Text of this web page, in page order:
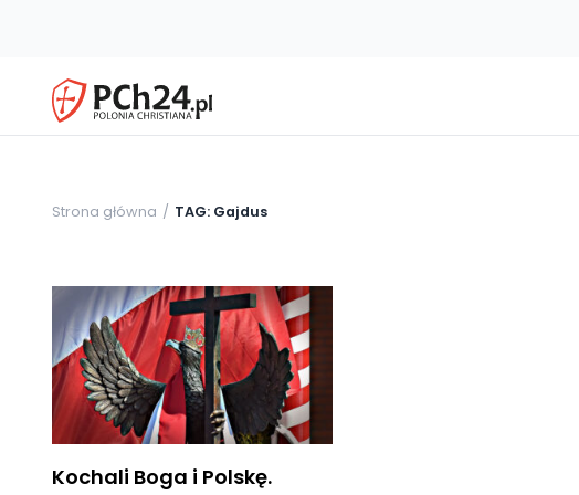
Strona główna TAG: Gajdus
Kochali Boga i Polskę.